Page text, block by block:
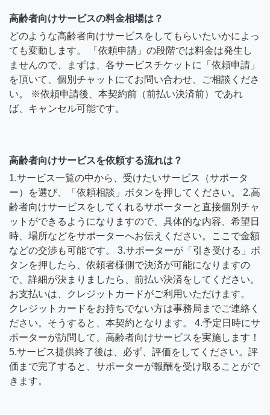
高齢者向けサービスの料金相場は？
どのような高齢者向けサービスをしてもらいたいかによっ
ても変動します。 「依頼申請」の段階では料金は発生し
ませんので、まずは、各サービスチケットに「依頼申請」
を頂いて、個別チャットにてお問い合わせ、ご相談くださ
い。 ※依頼申請後、本契約前（前払い決済前）であれ
ば、キャンセル可能です。
高齢者向けサービスを依頼する流れは？
1.サービス一覧の中から、受けたいサービス（サポータ
ー）を選び、「依頼相談」ボタンを押してください。 2.高
齢者向けサービスをしてくれるサポーターと直接個別チャ
ットができるようになりますので、具体的な内容、希望日
時、場所などをサポーターへお伝えください。ここで金額
などの交渉も可能です。 3.サポーターが「引き受ける」ボ
タンを押したら、依頼者様側で決済が可能になりますの
で、詳細が決まりましたら、前払い決済をしてください。
お支払いは、クレジットカードがご利用いただけます。
クレジットカードをお持ちでない方は事務局までご連絡く
ださい。そうすると、本契約となります。 4.予定日時にサ
ポーターが訪問して、高齢者向けサービスを実施します！
5.サービス提供終了後は、必ず、評価をしてください。評
価まで完了すると、サポーターが報酬を受け取ることがで
きます。